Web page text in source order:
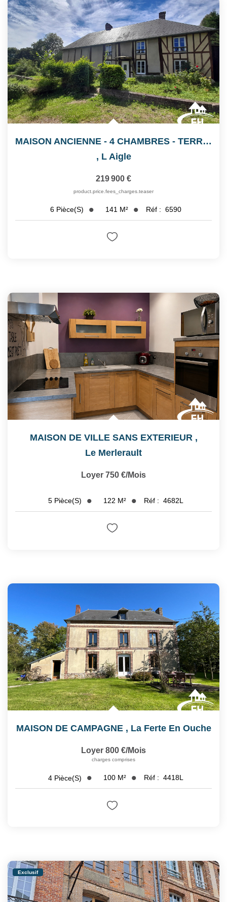
MAISON ANCIENNE - 4 CHAMBRES - TERRAIN 9 630 M²
, L Aigle
219 900 €
product.price.fees_charges.teaser
6 Pièce(s) 141 M² Réf : 6590
MAISON DE VILLE SANS EXTERIEUR ,
Le Merlerault
Loyer 750 €/mois
5 Pièce(s) 122 M² Réf : 4682L
MAISON DE CAMPAGNE , La Ferte En Ouche
Loyer 800 €/mois
charges comprises
4 Pièce(s) 100 M² Réf : 4418L
Exclusif